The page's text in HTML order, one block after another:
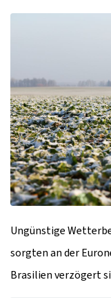
Ungünstige
sorgten an der
Brasilien verzögert